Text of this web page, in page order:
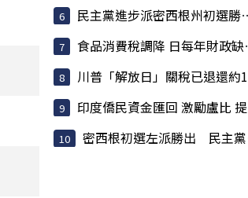
民主黨進步派密西根州初選勝出 挾「左轉」聲勢挑戰建制派
食品消費稅調降 日每年財政缺口估317億美元
川普「解放日」關稅已退還約1000億美元 占已收稅6成
印度僑民資金匯回 激勵盧比 提振匯率大有助益
密西根初選左派勝出 民主黨焦慮升高